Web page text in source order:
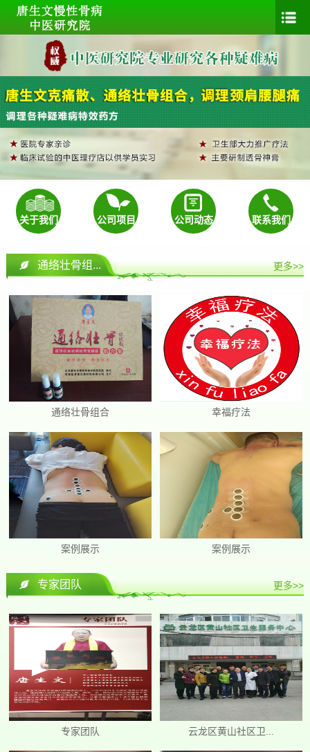
关于我们 公司项目 公司动态 联系我们
通络壮骨组... 更多>>
通络壮骨组合 幸福疗法
案例展示 案例展示
专家团队 更多>>
专家团队 云龙区黄山社区卫...